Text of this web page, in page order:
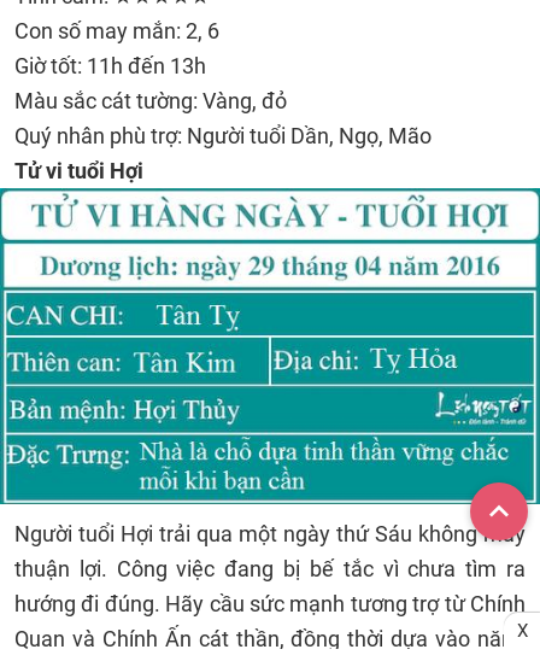
Con số may mắn: 2, 6
Giờ tốt: 11h đến 13h
Màu sắc cát tường: Vàng, đỏ
Quý nhân phù trợ: Người tuổi Dần, Ngọ, Mão
Tử vi tuổi Hợi
Người tuổi Hợi trải qua một ngày thứ Sáu không mấy
thuận lợi. Công việc đang bị bế tắc vì chưa tìm ra
hướng đi đúng. Hãy cầu sức mạnh tương trợ từ Chính
Quan và Chính Ấn cát thần, đồng thời dựa vào năng
X